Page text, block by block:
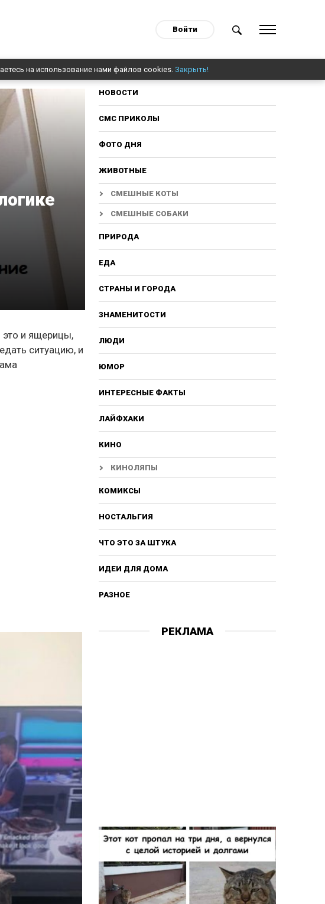
Войти
на использование нами файлов cookies. Закрыть!
это и ящерицы,
ситуацию, и
НОВОСТИ
СМС ПРИКОЛЫ
ФОТО ДНЯ
ЖИВОТНЫЕ
СМЕШНЫЕ КОТЫ
СМЕШНЫЕ СОБАКИ
ПРИРОДА
ЕДА
СТРАНЫ И ГОРОДА
ЗНАМЕНИТОСТИ
ЛЮДИ
ЮМОР
ИНТЕРЕСНЫЕ ФАКТЫ
ЛАЙФХАКИ
КИНО
КИНОЛЯПЫ
КОМИКСЫ
НОСТАЛЬГИЯ
ЧТО ЭТО ЗА ШТУКА
ИДЕИ ДЛЯ ДОМА
РАЗНОЕ
РЕКЛАМА